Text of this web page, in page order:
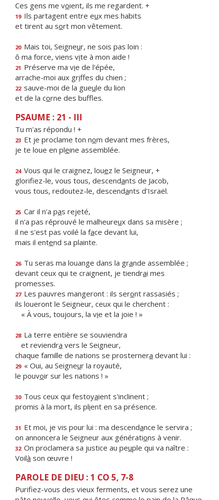
Ces gens me voient, ils me regardent. +
19 Ils partagent entre eux mes habits
et tirent au sort mon vêtement.
20 Mais toi, Seigneur, ne sois pas loin :
ô ma force, viens vite à mon aide !
21 Préserve ma vie de l'épée,
arrache-moi aux griffes du chien ;
22 sauve-moi de la gueule du lion
et de la corne des buffles.
PSAUME : 21 - III
Tu m'as répondu ! +
23 Et je proclame ton nom devant mes frères,
je te loue en pleine assemblée.
24 Vous qui le craignez, louez le Seigneur, +
glorifiez-le, vous tous, descendants de Jacob,
vous tous, redoutez-le, descendants d'Israël.
25 Car il n'a pas rejeté,
il n'a pas réprouvé le malheureux dans sa misère ;
il ne s'est pas voilé la face devant lui,
mais il entend sa plainte.
26 Tu seras ma louange dans la grande assemblée ;
devant ceux qui te craignent, je tiendrai mes
promesses.
27 Les pauvres mangeront : ils seront rassasiés ;
ils loueront le Seigneur, ceux qui le cherchent :
« À vous, toujours, la vie et la joie ! »
28 La terre entière se souviendra
et reviendra vers le Seigneur,
chaque famille de nations se prosternera devant lui :
29 « Oui, au Seigneur la royauté,
le pouvoir sur les nations ! »
30 Tous ceux qui festoyaient s'inclinent ;
promis à la mort, ils plient en sa présence.
31 Et moi, je vis pour lui : ma descendance le servira ;
on annoncera le Seigneur aux générations à venir.
32 On proclamera sa justice au peuple qui va naître :
Voilà son œuvre !
PAROLE DE DIEU : 1 CO 5, 7-8
Purifiez-vous des vieux ferments, et vous serez une